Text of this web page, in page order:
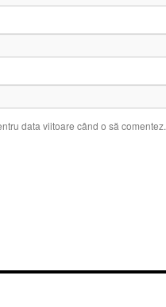
data viitoare când o să comentez.